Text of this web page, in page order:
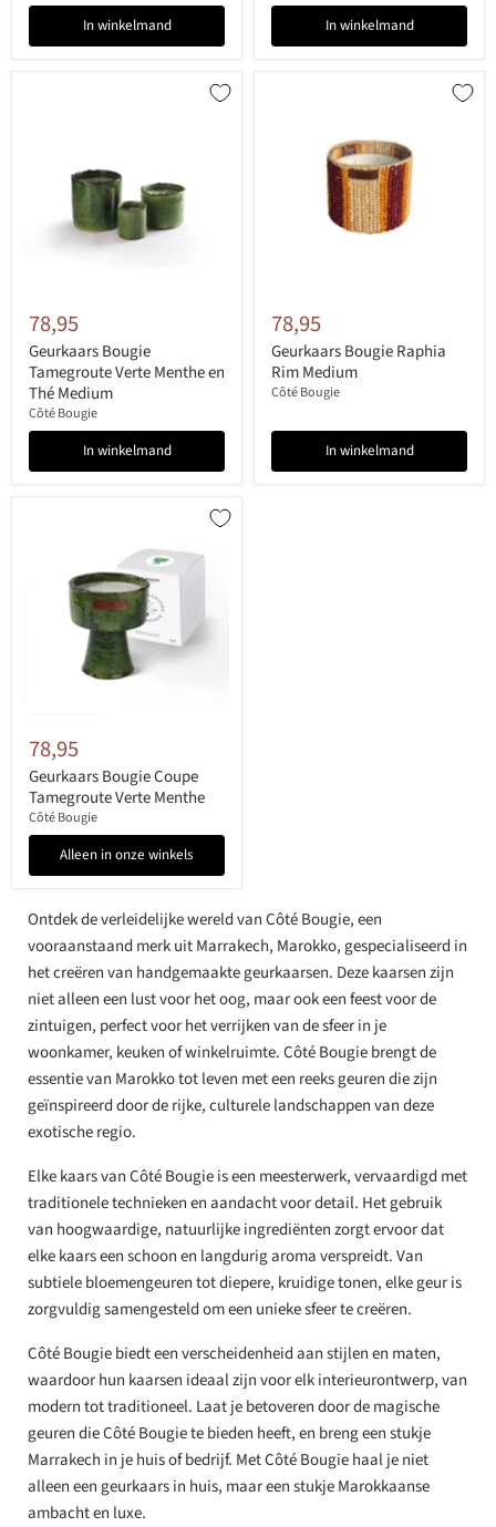
In winkelmand In winkelmand
78,95
Geurkaars Bougie
Tamegroute Verte Menthe en
Thé Medium
Côté Bougie
In winkelmand
78,95
Geurkaars Bougie Raphia
Rim Medium
Côté Bougie
In winkelmand
78,95
Geurkaars Bougie Coupe
Tamegroute Verte Menthe
Côté Bougie
Alleen in onze winkels
Ontdek de verleidelijke wereld van Côté Bougie, een
vooraanstaand merk uit Marrakech, Marokko, gespecialiseerd in
het creëren van handgemaakte geurkaarsen. Deze kaarsen zijn
niet alleen een lust voor het oog, maar ook een feest voor de
zintuigen, perfect voor het verrijken van de sfeer in je
woonkamer, keuken of winkelruimte. Côté Bougie brengt de
essentie van Marokko tot leven met een reeks geuren die zijn
geïnspireerd door de rijke, culturele landschappen van deze
exotische regio.
Elke kaars van Côté Bougie is een meesterwerk, vervaardigd met
traditionele technieken en aandacht voor detail. Het gebruik
van hoogwaardige, natuurlijke ingrediënten zorgt ervoor dat
elke kaars een schoon en langdurig aroma verspreidt. Van
subtiele bloemengeuren tot diepere, kruidige tonen, elke geur is
zorgvuldig samengesteld om een unieke sfeer te creëren.
Côté Bougie biedt een verscheidenheid aan stijlen en maten,
waardoor hun kaarsen ideaal zijn voor elk interieurontwerp, van
modern tot traditioneel. Laat je betoveren door de magische
geuren die Côté Bougie te bieden heeft, en breng een stukje
Marrakech in je huis of bedrijf. Met Côté Bougie haal je niet
alleen een geurkaars in huis, maar een stukje Marokkaanse
ambacht en luxe.